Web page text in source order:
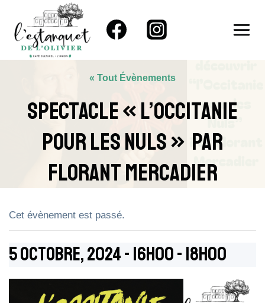
contenu
« Tout Évènements
Spectacle « L’Occitanie
Pour Les Nuls » Par
FLORANT MERCADIER
Cet évènement est passé.
5 Octobre, 2024 - 16h00- 18h00